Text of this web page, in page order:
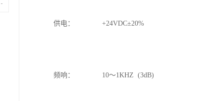
品技术规格
供电： +24VDC±20%
频响： 10～1KHZ (3dB)